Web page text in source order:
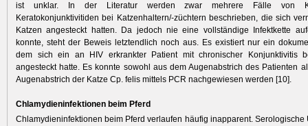
ist unklar. In der Literatur werden zwar mehrere Fälle von
Keratokonjunktivitiden bei Katzenhaltern/-züchtern beschrieben, die sich
Katzen angesteckt hatten. Da jedoch nie eine vollständige Infektkette
konnte, steht der Beweis letztendlich noch aus. Es existiert nur ein
dem sich ein an HIV erkrankter Patient mit chronischer Konjunktivitis
angesteckt hatte. Es konnte sowohl aus dem Augenabstrich des Patienten
Augenabstrich der Katze Cp. felis mittels PCR nachgewiesen werden [10].
Chlamydieninfektionen beim Pferd
Chlamydieninfektionen beim Pferd verlaufen häufig inapparent. Serologische